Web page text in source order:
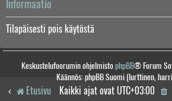
Informaatio
Tilapäisesti pois käytöstä
Keskustelufoorumin ohjelmistophpBB® Forum
Käännös: phpBB Suomi (lurttinen,
Etusivu Kaikki ajat ovat UTC+03:00